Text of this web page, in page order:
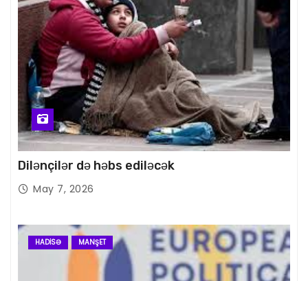
Dilənçilər də həbs ediləcək
May 7, 2026
HADISƏ MANŞET